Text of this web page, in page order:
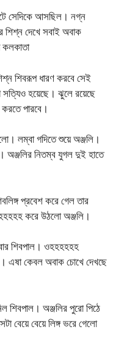
সেদিকে আসছিল। নগ্ন
শিশ্ন দেখে সবাই অবাক
কলকাতা
শিবরূপ ধারণ করবে সেই
সত্যিও হয়েছে। ঝুলে রয়েছে
পারবে।
লম্বা গদিতে শুয়ে অঞ্জলি।
অঞ্জলির নিতম্ব যুগল দুই হাতে
প্রবেশ করে গেল তার
করে উঠলো অঞ্জলি।
শিবপাল। ওহহহহহহ
কেবল অবাক চোখে দেখছে
শিবপাল। অঞ্জলির পুরো পিঠে
বেয়ে বেয়ে লিঙ্গ ভরে গেলো